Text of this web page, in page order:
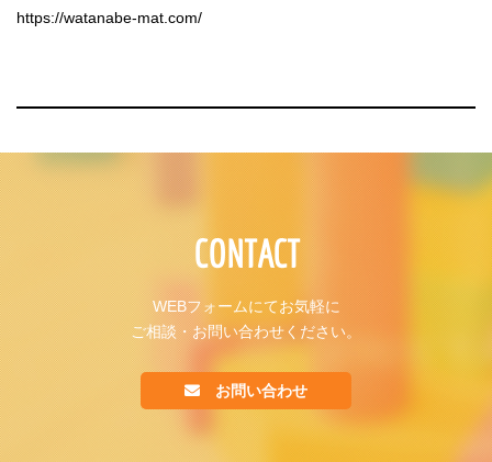
https://watanabe-mat.com/
CONTACT
WEBフォームにてお気軽に
ご相談・お問い合わせください。
お問い合わせ